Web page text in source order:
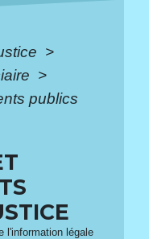
>
>
publics
l'information légale